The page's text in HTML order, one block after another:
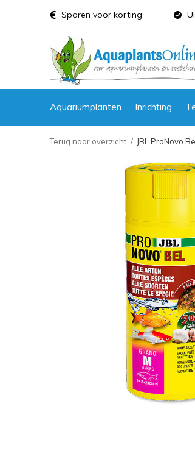
Aquariumplanten Inrichting
Sparen voor korting
Terug naar overzicht JBL ProNovo